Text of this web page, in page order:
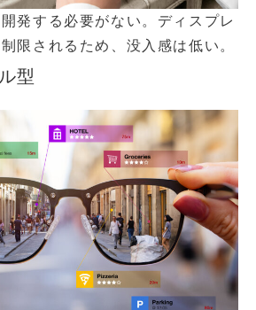
発する必要がない。ディスプレ
限されるため、没入感は低い。
型